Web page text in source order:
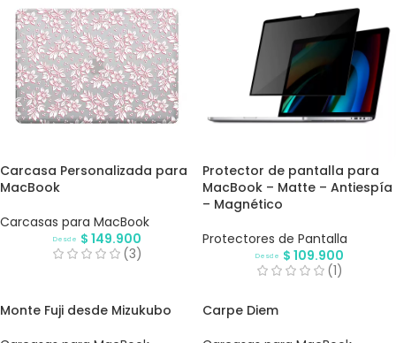
Carcasa Personalizada para
MacBook
Carcasas para MacBook
Desde $ 149.900
(3)
Protector de pantalla para
MacBook – Matte – Antiespía
– Magnético
Protectores de Pantalla
Desde $ 109.900
(1)
Monte Fuji desde Mizukubo
Carpe Diem